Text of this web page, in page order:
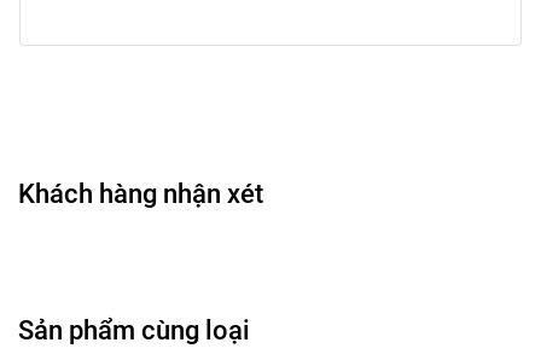
• Chất phấn mịn giúp tán đều trên da.
🎨Công dụng chính
• Giúp gương mặt trông thon gọn và nổi bật hơn.
• Hỗ trợ hoàn thiện layout makeup.
Khách hàng nhận xét
Sản phẩm cùng loại